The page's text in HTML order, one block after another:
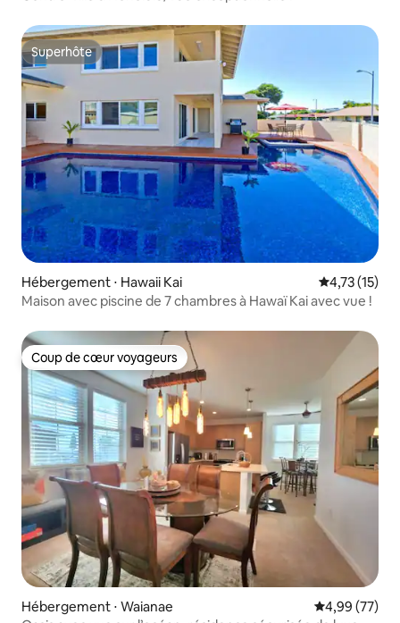
Superhôte
Superhôte
Hébergement ⋅ Hawaii Kai Évaluation
4,73 (15)
Maison avec piscine de 7 chambres à Hawaï Kai avec vue !
Coup de cœur voyageurs
Coup de cœur voyageurs
Hébergement ⋅ Waianae Évaluation
4,99 (77)